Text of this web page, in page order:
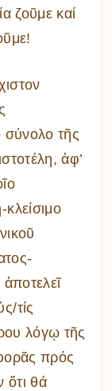
ζοῦμε καί
σύνολο τῆς
ἀφ’
τίς
λόγῳ τῆς
πρός
θά